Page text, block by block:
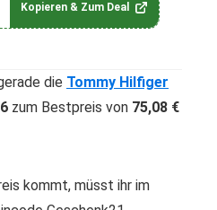
Kopieren & Zum Deal
die Tommy Hilfiger
zum Bestpreis von 75,08 €
kommt, müsst ihr im